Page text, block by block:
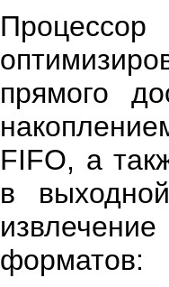
Процессор
прямого
FIFO, а
в
форматов: